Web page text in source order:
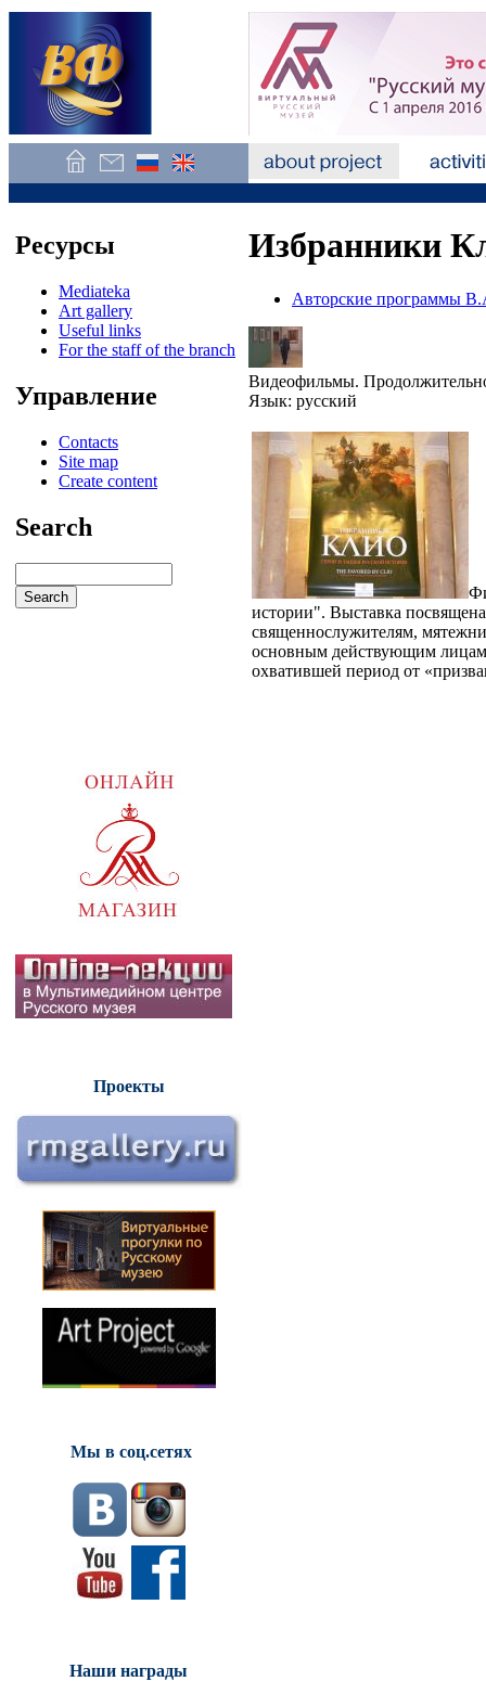
Ресурсы
Mediateka
Art gallery
Useful links
For the staff of the branch
Управление
Contacts
Site map
Create content
Search
Проекты
Мы в соц.сетях
Наши награды
Избранники
Авторские программы
Видеофильмы.
Язык: русский
истории". Выставка
священнослужителям,
основным действующим лицам
охватившей период от